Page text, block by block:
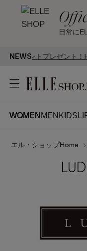
日常に
NEWS
ント！HOT STYLE
WOMEN MEN KIDS
WOMENMENKIDS
再入荷アイテム
エル・ショップHome